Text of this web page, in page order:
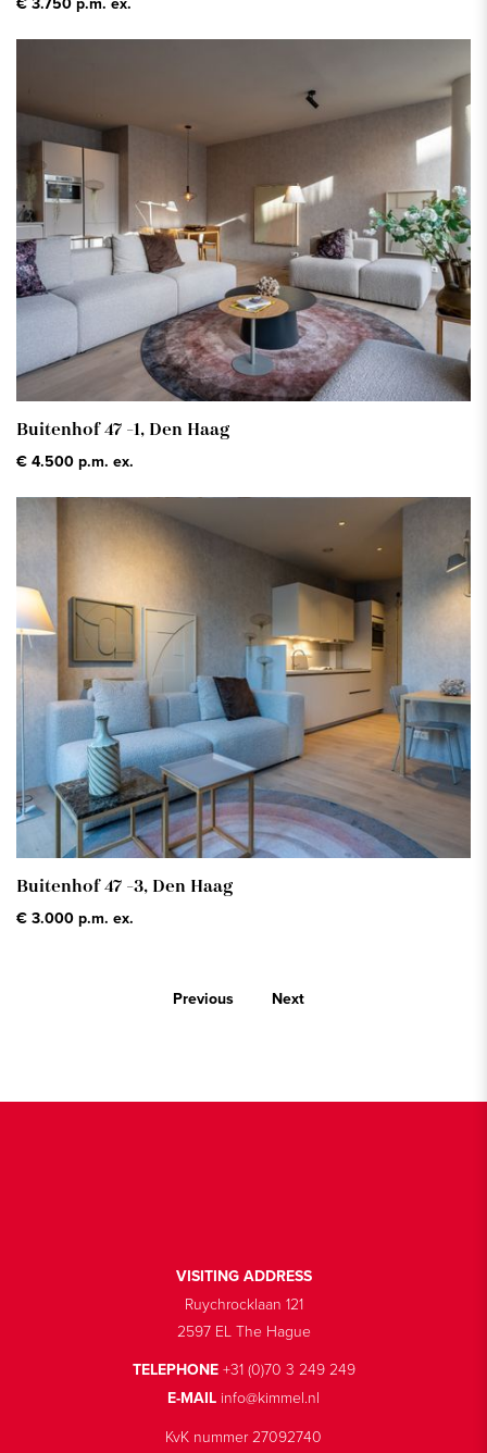
Buitenhof 47 -1, Den Haag
€ 4.500 p.m. ex.
Buitenhof 47 -3, Den Haag
€ 3.000 p.m. ex.
Previous Next
VISITING ADDRESS
Ruychrocklaan 121
2597 EL The Hague
TELEPHONE+31 (0)70 3 249 249
E-MAIL info@kimmel.nl
KvK nummer 27092740